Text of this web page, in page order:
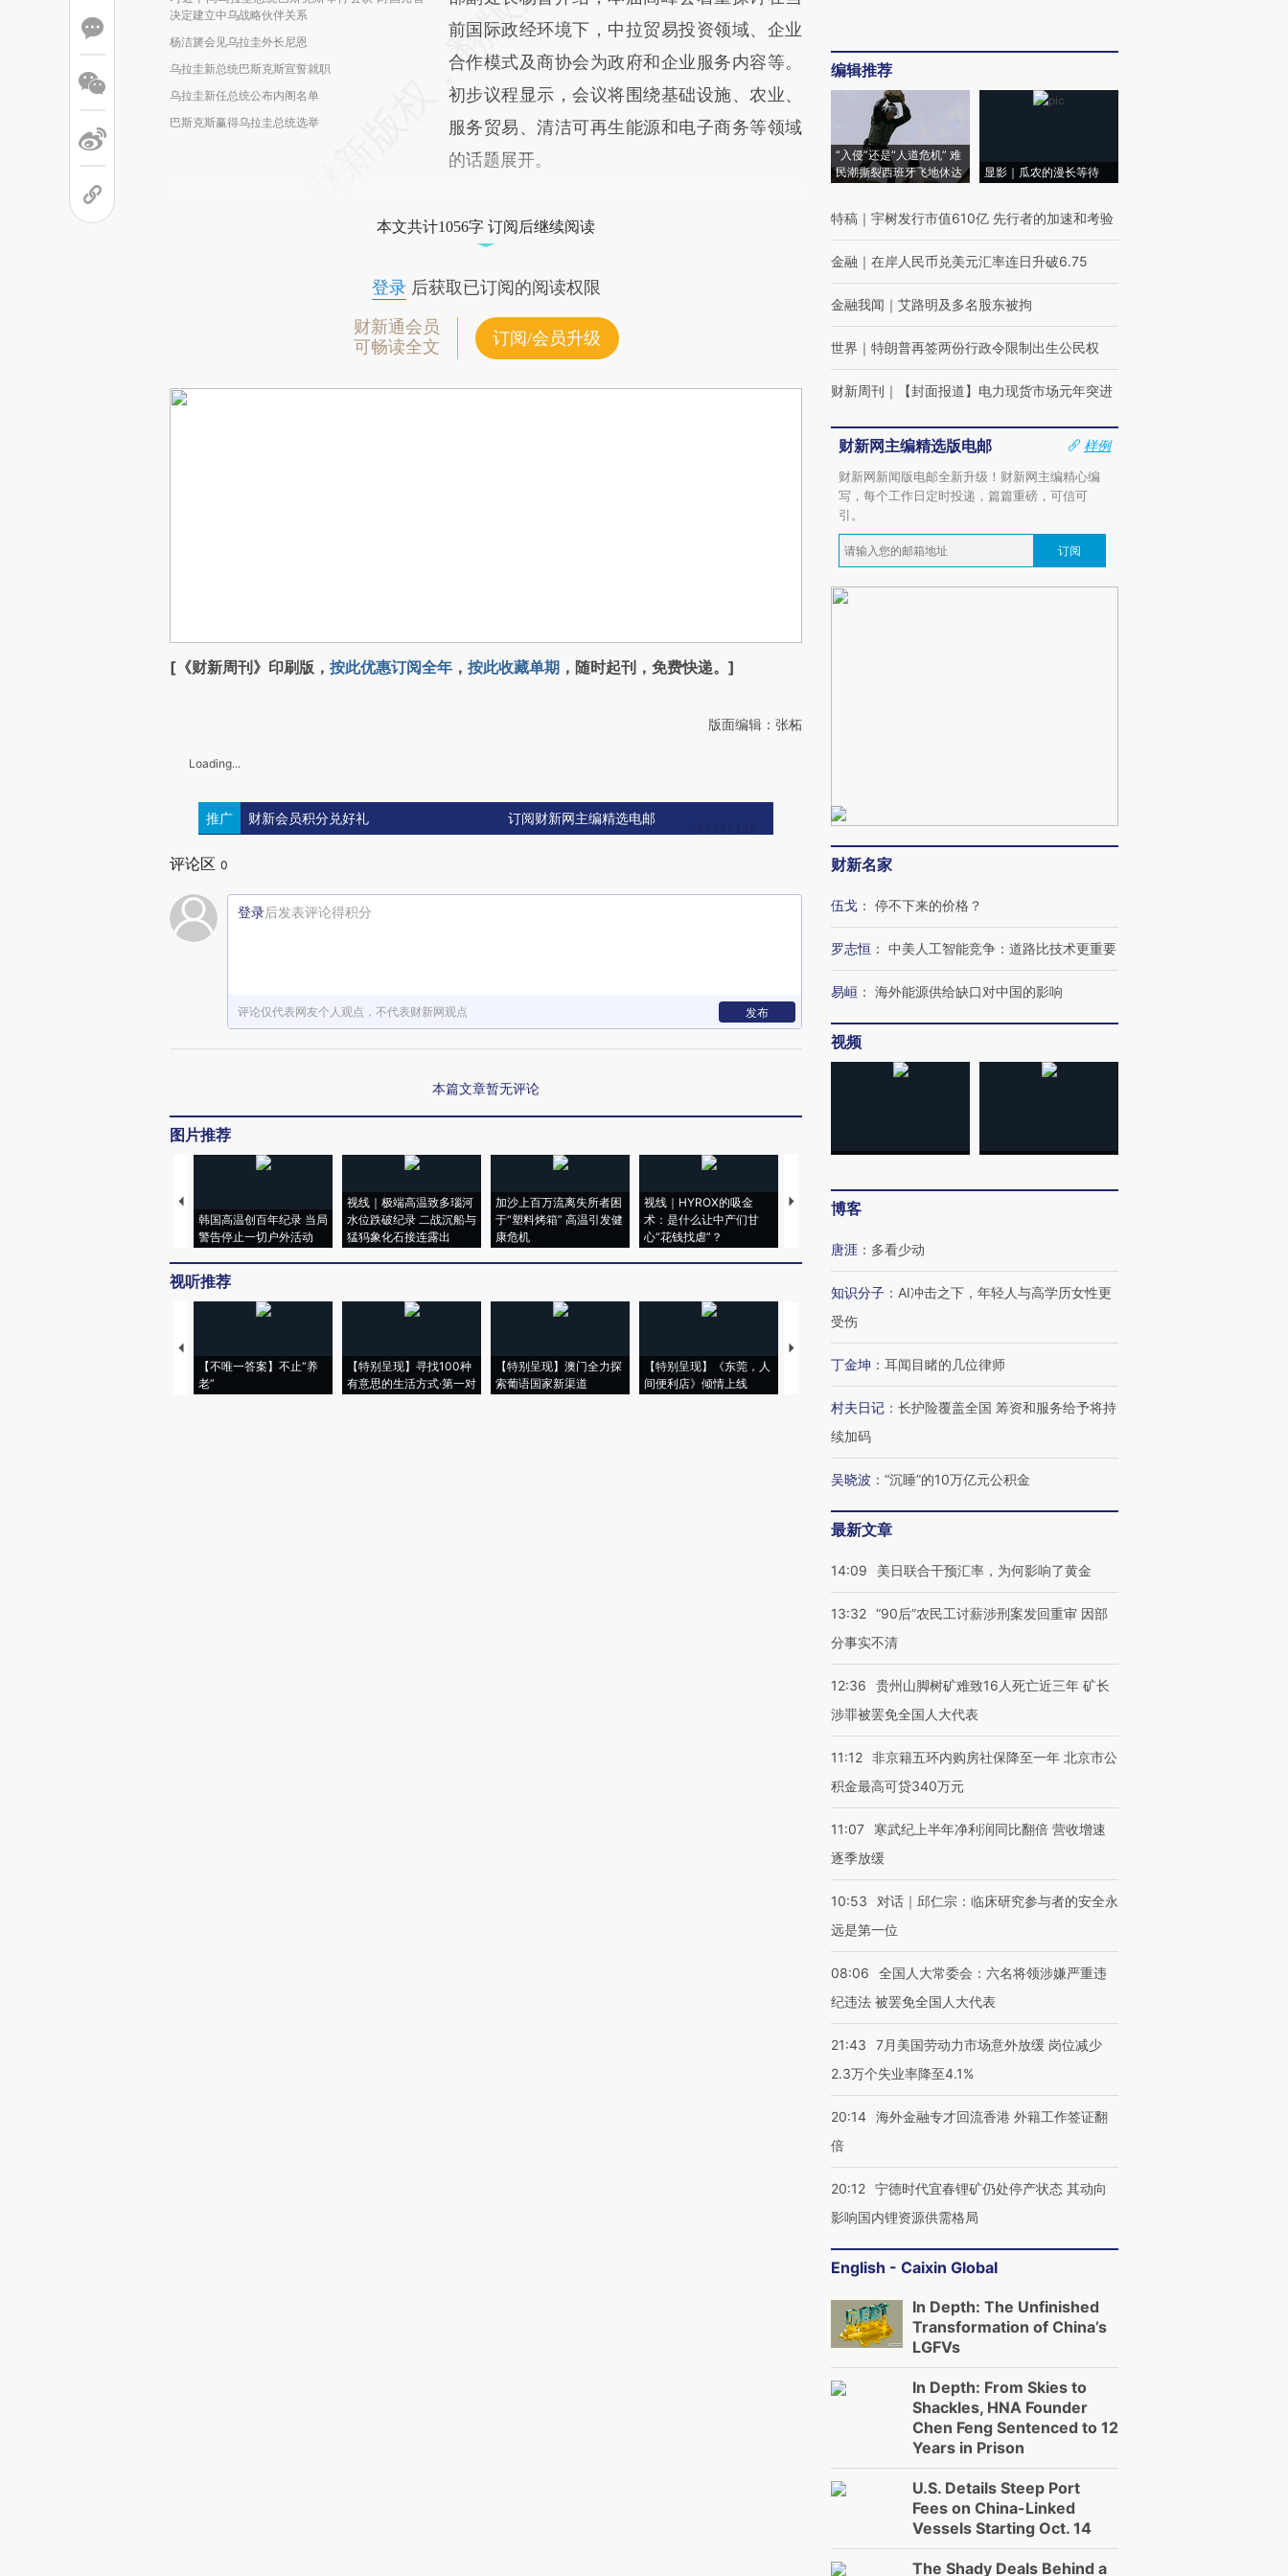
决定建立中乌战略伙伴关系
杨洁篪会见乌拉圭外长尼恩
乌拉圭新总统巴斯克斯宣誓就职
乌拉圭新任总统公布内阁名单
巴斯克斯赢得乌拉圭总统选举
前国际政经环境下，中拉贸易投资领域、企业
合作模式及商协会为政府和企业服务内容等。
初步议程显示，会议将围绕基础设施、农业、
服务贸易、清洁可再生能源和电子商务等领域
的话题展开。
本文共计1056字 订阅后继续阅读
登录后获取已订阅的阅读权限
财新通会员
可畅读全文
订阅/会员升级
[《财新周刊》印刷版， 按此优惠订阅全年 ， 按此收藏单期 ，随时起刊，免费快递。]
版面编辑：张柘
Loading...
推广 财新会员积分兑好礼 订阅财新网主编精选电邮
评论区 0
登录后发表评论得积分
评论仅代表网友个人观点，不代表财新网观点 发布
本篇文章暂无评论
图片推荐
韩国高温创百年纪录 当局
警告停止一切户外活动
视线｜极端高温致多瑙河
水位跌破纪录 二战沉船与
猛犸象化石接连露出
加沙上百万流离失所者困
于“塑料烤箱” 高温引发健
康危机
视线｜HYROX的吸金
术：是什么让中产们甘
心“花钱找虐”？
马航飞行员跨国走私7万
粒摇头丸 尿检体内含3种
视听推荐
【不唯一答案】不止“养
老”
【特别呈现】寻找100种
有意思的生活方式·第一对
【特别呈现】澳门全力探
索葡语国家新渠道
【特别呈现】《东莞，人
间便利店》倾情上线
【推广】走进第四届链博
会，让数智科技“链”接产
【特别呈现】寻找100种
有意思的生活方式·第三对
住三大增长引擎是什么？
编辑推荐
“入侵”还是“人道危机” 难
民潮撕裂西班牙飞地休达
显影｜瓜农的漫长等待
特稿 ｜ 宇树发行市值610亿 先行者的加速和考验
金融 ｜ 在岸人民币兑美元汇率连日升破6.75
金融我闻 ｜ 艾路明及多名股东被拘
世界 ｜ 特朗普再签两份行政令限制出生公民权
财新周刊 ｜ 【封面报道】电力现货市场元年突进
财新网主编精选版电邮
样例
财新网新闻版电邮全新升级！财新网主编精心编
写，每个工作日定时投递，篇篇重磅，可信可
引。
订阅
财新名家
伍戈 ： 停不下来的价格？
罗志恒 ： 中美人工智能竞争：道路比技术更重要
易峘 ： 海外能源供给缺口对中国的影响
视频
博客
唐涯 ： 多看少动
知识分子 ： AI冲击之下，年轻人与高学历女性更
受伤
丁金坤 ： 耳闻目睹的几位律师
村夫日记 ： 长护险覆盖全国 筹资和服务给予将持
续加码
吴晓波 ： “沉睡”的10万亿元公积金
最新文章
14:09 美日联合干预汇率，为何影响了黄金
13:32 “90后”农民工讨薪涉刑案发回重审 因部
分事实不清
12:36
贵州山脚树矿难致16人死亡近三年 矿长
涉罪被罢免全国人大代表
11:12 非京籍五环内购房社保降至一年 北京市公
积金最高可贷340万元
11:07
寒武纪上半年净利润同比翻倍 营收增速
逐季放缓
10:53
对话｜邱仁宗：临床研究参与者的安全永
远是第一位
08:06
全国人大常委会：六名将领涉嫌严重违
纪违法 被罢免全国人大代表
21:43
7月美国劳动力市场意外放缓 岗位减少
2.3万个失业率降至4.1%
20:14 海外金融专才回流香港 外籍工作签证翻
倍
20:12 宁德时代宜春锂矿仍处停产状态 其动向
影响国内锂资源供需格局
English - Caixin Global
In Depth: The Unfinished
Transformation of China’s
LGFVs
In Depth: From Skies to
Shackles, HNA Founder
Chen Feng Sentenced to 12
Years in Prison
U.S. Details Steep Port
Fees on China-Linked
Vessels Starting Oct. 14
The Shady Deals Behind a